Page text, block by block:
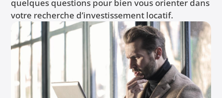
quelques questions pour bien vous orienter dans
votre recherche d’investissement locatif.